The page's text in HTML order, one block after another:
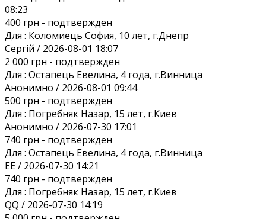
08:23
400 грн - подтвержден
Для : Коломиець София, 10 лет, г.Днепр
Сергій / 2026-08-01 18:07
2 000 грн - подтвержден
Для : Остапець Евелина, 4 года, г.Винница
Анонимно / 2026-08-01 09:44
500 грн - подтвержден
Для : Погребняк Назар, 15 лет, г.Киев
Анонимно / 2026-07-30 17:01
740 грн - подтвержден
Для : Остапець Евелина, 4 года, г.Винница
EE / 2026-07-30 14:21
740 грн - подтвержден
Для : Погребняк Назар, 15 лет, г.Киев
QQ / 2026-07-30 14:19